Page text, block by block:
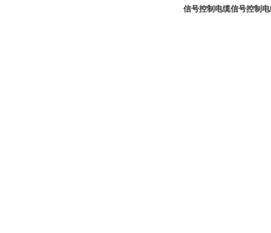
信号控制电缆信号控制